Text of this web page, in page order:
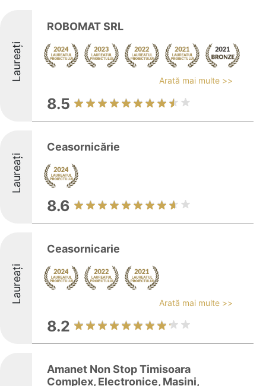
Laureați
ROBOMAT SRL
Arată mai multe >>
8.5
Laureați
Ceasornicărie
8.6
Laureați
Ceasornicarie
Arată mai multe >>
8.2
Amanet Non Stop Timisoara
Complex, Electronice, Masini,